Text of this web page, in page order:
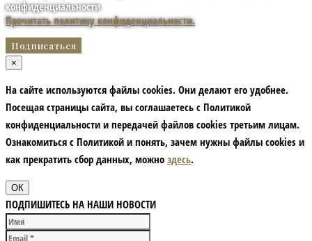
конфиденциальности
Прочитать политику конфиденциальности.
×
На сайте используются файлы cookies. Они делают его удобнее.
Посещая страницы сайта, вы соглашаетесь с Политикой
конфиденциальности и передачей файлов cookies третьим лицам.
Ознакомиться с Политикой и понять, зачем нужны файлы сookies и
как прекратить сбор данных, можно здесь.
ОК
ПОДПИШИТЕСЬ НА НАШИ НОВОСТИ